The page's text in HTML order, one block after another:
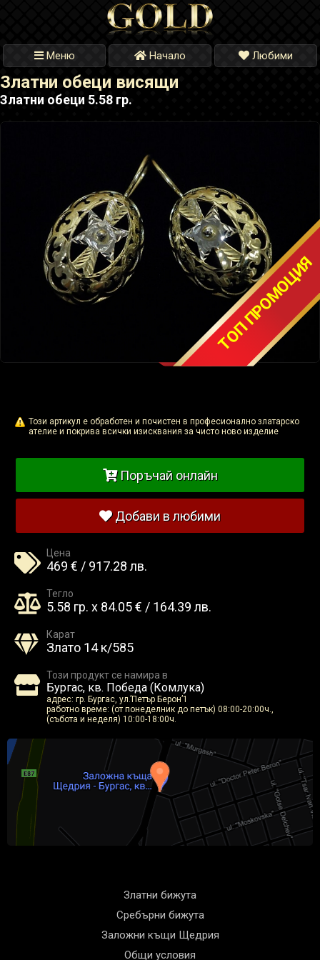
Меню Начало Любими
Златни обеци висящи
Златни обеци 5.58 гр.
ТОП ПРОМОЦИЯ
Този артикул е обработен и почистен в професионално златарско
ателие и покрива всички изисквания за чисто ново изделие
Поръчай онлайн
Добави в любими
Цена
469 € / 917.28 лв.
Тегло
5.58 гр. x 84.05 € / 164.39 лв.
Карат
Злато 14 к/585
Този продукт се намира в
Бургас, кв. Победа (Комлука)
адрес: гр. Бургас, ул.’Петър Берон’1
работно време: (от понеделник до петък) 08:00-20:00ч.,
(събота и неделя) 10:00-18:00ч.
Златни бижута
Сребърни бижута
Заложни къщи Щедрия
Общи условия